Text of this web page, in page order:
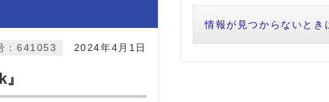
2024年4月1日
：641053
情報が見つからないとき